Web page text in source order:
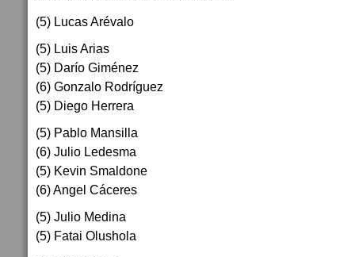
(5) Lucas Arévalo
(5) Luis Arias
(5) Darío Giménez
(6) Gonzalo Rodríguez
(5) Diego Herrera
(5) Pablo Mansilla
(6) Julio Ledesma
(5) Kevin Smaldone
(6) Angel Cáceres
(5) Julio Medina
(5) Fatai Olushola